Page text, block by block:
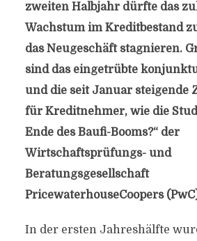
zweiten Halbjahr dürfte das
Wachstum im Kreditbestand
das Neugeschäft stagnieren.
sind das eingetrübte
und die seit Januar steigende
für Kreditnehmer, wie die
Ende des Baufi-Booms?“ der
Wirtschaftsprüfungs- und
Beratungsgesellschaft
PricewaterhouseCoopers
In der ersten Jahreshälfte